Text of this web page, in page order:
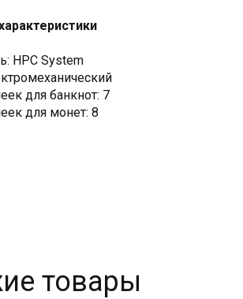
HPC System
для банкнот: 7
для монет: 8
товары